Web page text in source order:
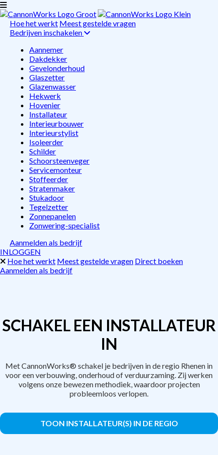
Hoe het werkt Meest gestelde vragen
Bedrijven inschakelen
Aannemer
Dakdekker
Gevelonderhoud
Glaszetter
Glazenwasser
Hekwerk
Hovenier
Installateur
Interieurbouwer
Interieurstylist
Isoleerder
Schilder
Schoorsteenveger
Servicemonteur
Stoffeerder
Stratenmaker
Stukadoor
Tegelzetter
Zonnepanelen
Zonwering-specialist
Aanmelden als bedrijf
INLOGGEN
Hoe het werkt Meest gestelde vragen Direct boeken
Aanmelden als bedrijf
SCHAKEL EEN INSTALLATEUR
IN
Met CannonWorks® schakel je bedrijven in de regio Rhenen in
voor een verbouwing, onderhoud of verduurzaming. Zij werken
volgens onze bewezen methodiek, waardoor projecten
probleemloos verlopen.
TOON INSTALLATEUR(S) IN DE REGIO